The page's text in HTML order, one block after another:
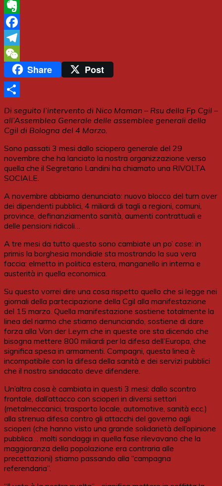
Twitter
Evernote
Facebook
Telegram
WeChatShare Post
Share
Di seguito l’intervento di Nico Maman – Rsu della Fp Cgil –
all’Assemblea Generale delle assemblee generali della
Cgil di Bologna del 4 Marzo.
Sono passati 3 mesi dallo sciopero generale del 29
novembre che ha lanciato la nostra organizzazione verso
quella che il Segretario Landini ha chiamato una RIVOLTA
SOCIALE.
A novembre abbiamo denunciato: nuovo blocco del turn over
dei dipendenti pubblici, 4 miliardi di tagli a regioni, comuni,
province, definanziamento sanità, aumenti contrattuali e
delle pensioni ridicoli…
A tre mesi da tutto questo sono cambiate un po’ cose: in
primis la borghesia mondiale sta mostrando la sua vera
faccia: elmetto in politica estera, manganello in interna e
austerità in quella economica.
Su questo vorrei dire una cosa rispetto quello che si legge nei
giornali della partecipazione della Cgil alla manifestazione
del 15 marzo. Quella manifestazione sostiene totalmente la
linea del riarmo che stiamo denunciando, sostiene di dare
forza alla Von der Leyrn che in queste ore sta dicendo che
bisogna mettere 800 miliardi per la difesa dell’Europa, che
significa spesa in armamenti. Compagni, questa linea è
incompatibile con la difesa della sanità e dei servizi pubblici
che il nostro sindacato deve difendere.
Un’altra cosa è cambiata in questi 3 mesi: dallo scontro
frontale, dall’attacco con scioperi in diversi settori
(metalmeccanici, trasporto locale, automotive, sanità ecc.)
alla strenua difesa contro gli attacchi del governo agli
scioperi (che hanno visto una grande solidarietà dell’opinione
pubblica… molti sondaggi in quella fase rilevavano che la
maggioranza della popolazione era contraria alle
precettazioni) stiamo passando alla “campagna
referendaria”.